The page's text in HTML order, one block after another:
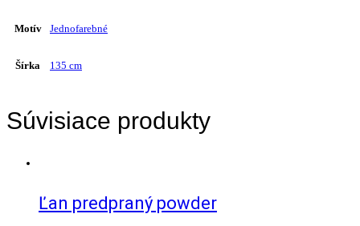
Motív Jednofarebné
Šírka 135 cm
Súvisiace produkty
Ľan predpraný powder